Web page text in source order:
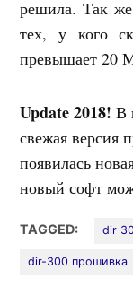
решила. Так
тех, у кого
превышает 20
Update 2018! В
свежая версия
появилась
новый софт
TAGGED: dir
dir-300 прошивка